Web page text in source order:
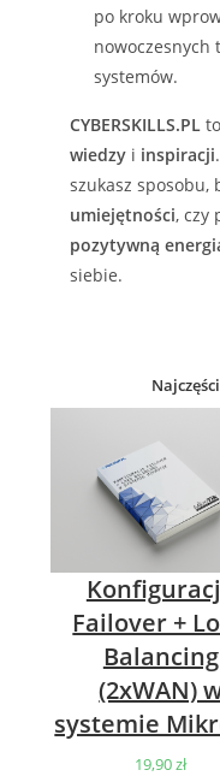
po kroku
nowoczesnych
systemów.
CYBERSKILLS.PL
wiedzy i inspiracji
szukasz sposobu,
umiejętności, czy
pozytywną
siebie.
Failover +
Balancing
(2xWAN)
systemie
19,90zł